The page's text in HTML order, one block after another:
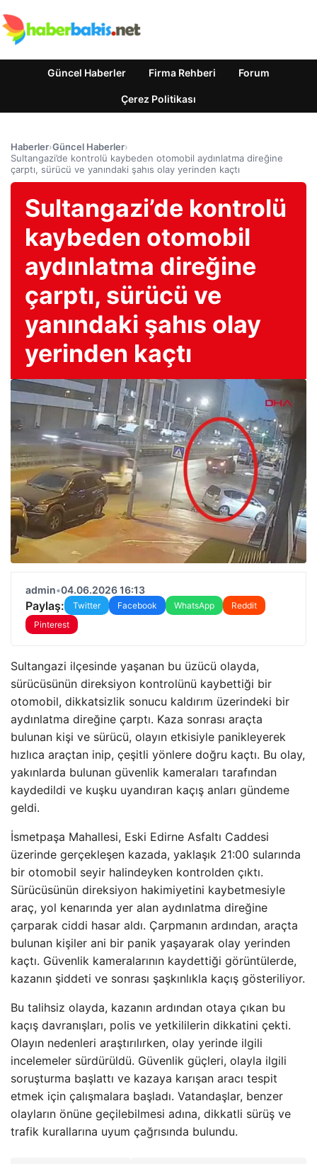
Güncel Haberler Firma Rehberi Forum
Çerez Politikası
Haberler›Güncel Haberler›
Sultangazi’de kontrolü kaybeden otomobil aydınlatma direğine
çarptı, sürücü ve yanındaki şahıs olay yerinden kaçtı
Sultangazi’de kontrolü
kaybeden otomobil
aydınlatma direğine
çarptı, sürücü ve
yanındaki şahıs olay
yerinden kaçtı
admin•04.06.2026 16:13
Paylaş: Twitter Facebook WhatsApp
Reddit
Pinterest
Sultangazi ilçesinde yaşanan bu üzücü olayda,
sürücüsünün direksiyon kontrolünü kaybettiği bir
otomobil, dikkatsizlik sonucu kaldırım üzerindeki bir
aydınlatma direğine çarptı. Kaza sonrası araçta
bulunan kişi ve sürücü, olayın etkisiyle panikleyerek
hızlıca araçtan inip, çeşitli yönlere doğru kaçtı. Bu olay,
yakınlarda bulunan güvenlik kameraları tarafından
kaydedildi ve kuşku uyandıran kaçış anları gündeme
geldi.
İsmetpaşa Mahallesi, Eski Edirne Asfaltı Caddesi
üzerinde gerçekleşen kazada, yaklaşık 21:00 sularında
bir otomobil seyir halindeyken kontrolden çıktı.
Sürücüsünün direksiyon hakimiyetini kaybetmesiyle
araç, yol kenarında yer alan aydınlatma direğine
çarparak ciddi hasar aldı. Çarpmanın ardından, araçta
bulunan kişiler ani bir panik yaşayarak olay yerinden
kaçtı. Güvenlik kameralarının kaydettiği görüntülerde,
kazanın şiddeti ve sonrası şaşkınlıkla kaçış gösteriliyor.
Bu talihsiz olayda, kazanın ardından otaya çıkan bu
kaçış davranışları, polis ve yetkililerin dikkatini çekti.
Olayın nedenleri araştırılırken, olay yerinde ilgili
incelemeler sürdürüldü. Güvenlik güçleri, olayla ilgili
soruşturma başlattı ve kazaya karışan aracı tespit
etmek için çalışmalara başladı. Vatandaşlar, benzer
olayların önüne geçilebilmesi adına, dikkatli sürüş ve
trafik kurallarına uyum çağrısında bulundu.